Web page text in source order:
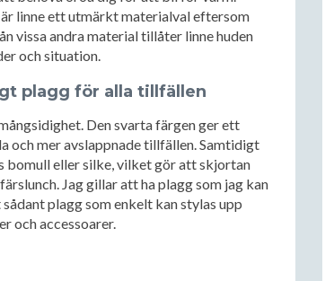
linne ett utmärkt materialval eftersom
vissa andra material tillåter linne huden
och situation.
plagg för alla tillfällen
Den svarta färgen ger ett
mer avslappnade tillfällen. Samtidigt
bomull eller silke, vilket gör att skjortan
Jag gillar att ha plagg som jag kan
plagg som enkelt kan stylas upp
och accessoarer.